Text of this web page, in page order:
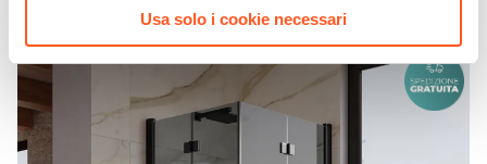
Usa solo i cookie necessari